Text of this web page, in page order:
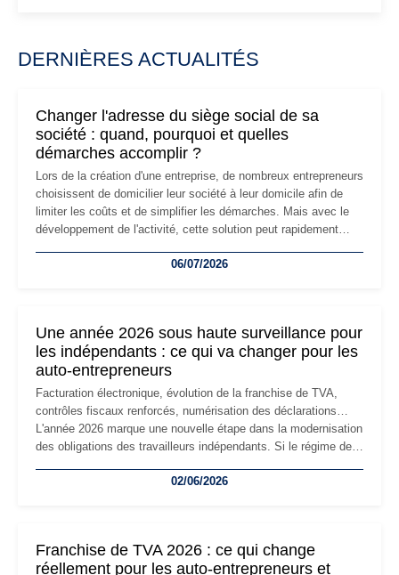
DERNIÈRES ACTUALITÉS
Changer l'adresse du siège social de sa
société : quand, pourquoi et quelles
démarches accomplir ?
Lors de la création d'une entreprise, de nombreux entrepreneurs
choisissent de domicilier leur société à leur domicile afin de
limiter les coûts et de simplifier les démarches. Mais avec le
développement de l'activité, cette solution peut rapidement
professionnels, recrutement, image de marque… Le
06/07/2026
Une année 2026 sous haute surveillance pour
les indépendants : ce qui va changer pour les
auto-entrepreneurs
Facturation électronique, évolution de la franchise de TVA,
contrôles fiscaux renforcés, numérisation des déclarations…
L'année 2026 marque une nouvelle étape dans la modernisation
des obligations des travailleurs indépendants. Si le régime de
les auto-entrepreneurs devront s'adapter à un environnement
02/06/2026
Franchise de TVA 2026 : ce qui change
réellement pour les auto-entrepreneurs et